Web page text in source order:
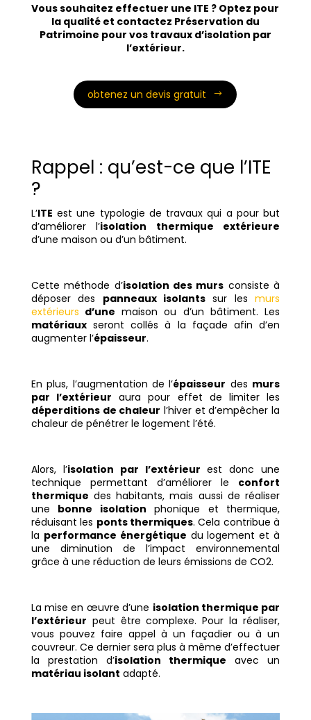
Vous souhaitez effectuer une ITE ? Optez pour
la qualité et contactez Préservation du
Patrimoine pour vos travaux d’isolation par
l’extérieur.
obtenez un devis gratuit
Rappel : qu’est-ce que l’ITE
?
L’ITE est une typologie de travaux qui a pour but
d’améliorer l’isolation thermique extérieure
d’une maison ou d’un bâtiment.
Cette méthode d’isolation des murs consiste à
déposer des panneaux isolants sur lesmurs
extérieurs d’une maison ou d’un bâtiment. Les
matériauxseront collés à la façade afin d’en
augmenter l’épaisseur.
En plus, l’augmentation de l’épaisseur des murs
par l’extérieur aura pour effet de limiter les
déperditions de chaleur l’hiver et d’empêcher la
chaleur de pénétrer le logement l’été.
Alors, l’isolation par l’extérieur est donc une
technique permettant d’améliorer le confort
thermique des habitants, mais aussi de réaliser
une bonne isolation phonique et thermique,
réduisant les ponts thermiques. Cela contribue à
la performance énergétique du logement et à
une diminution de l’impact environnemental
grâce à une réduction de leurs émissions de CO2.
La mise en œuvre d’une isolation thermique par
l’extérieur peut être complexe. Pour la réaliser,
vous pouvez faire appel à un façadier ou à un
couvreur. Ce dernier sera plus à même d’effectuer
la prestation d’isolation thermique avec un
matériau isolant adapté.